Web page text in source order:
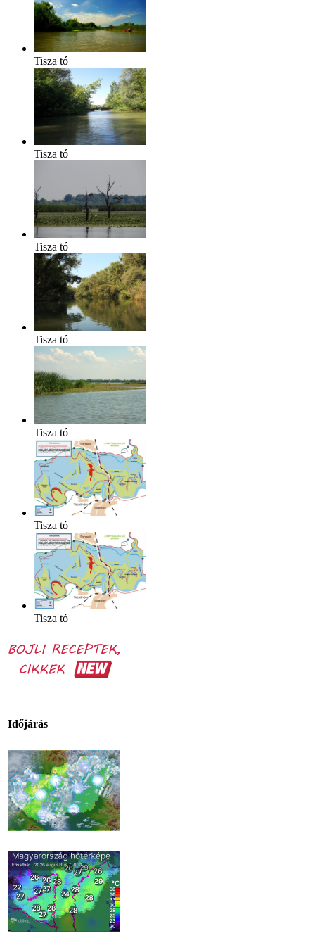
Tisza tó
Tisza tó
Tisza tó
Tisza tó
Tisza tó
Tisza tó
Tisza tó
Időjárás